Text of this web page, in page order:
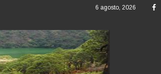
6 agosto, 2026